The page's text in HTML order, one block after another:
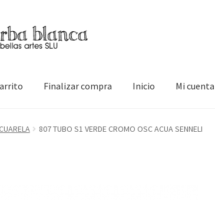
Finalizar compra Inicio Mi cuenta
Finalizar compra InicioMi cuentaTienda
807 TUBO S1 VERDE CROMO OSC ACUA SENNELI